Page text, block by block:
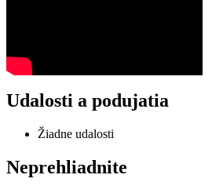
Udalosti a podujatia
Žiadne udalosti
Neprehliadnite